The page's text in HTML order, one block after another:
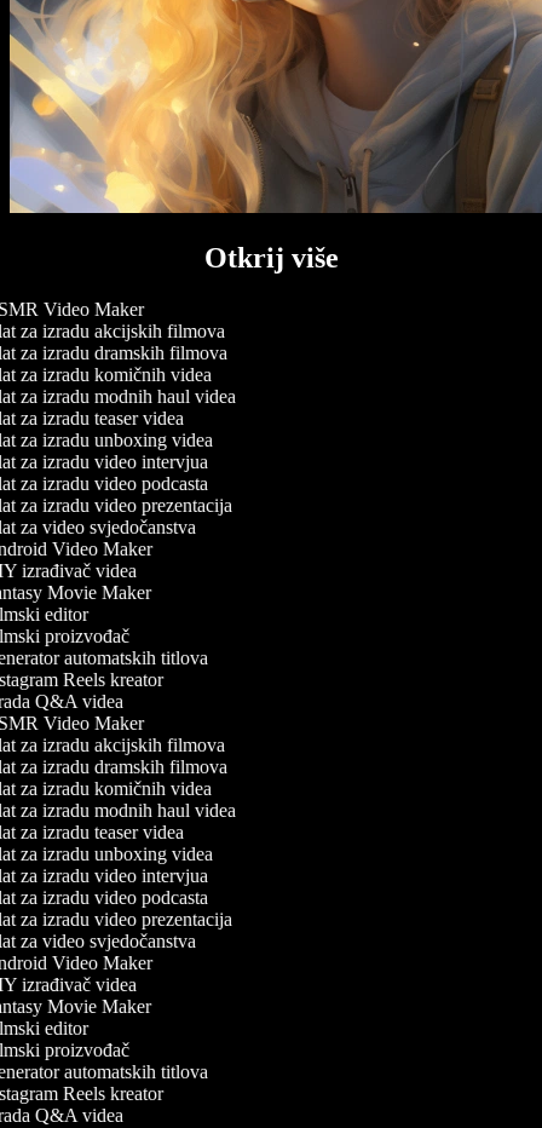
Otkrij više
Video Maker
za izradu akcijskih filmova
za izradu dramskih filmova
za izradu komičnih videa
za izradu modnih haul videa
za izradu teaser videa
za izradu unboxing videa
za izradu video intervjua
za izradu video podcasta
za izradu video prezentacija
za video svjedočanstva
Video Maker
izrađivač videa
Movie Maker
editor
proizvođač
automatskih titlova
Reels kreator
Q&A videa
Video Maker
za izradu akcijskih filmova
za izradu dramskih filmova
za izradu komičnih videa
za izradu modnih haul videa
za izradu teaser videa
za izradu unboxing videa
za izradu video intervjua
za izradu video podcasta
za izradu video prezentacija
za video svjedočanstva
Video Maker
izrađivač videa
Movie Maker
editor
proizvođač
automatskih titlova
Reels kreator
Q&A videa